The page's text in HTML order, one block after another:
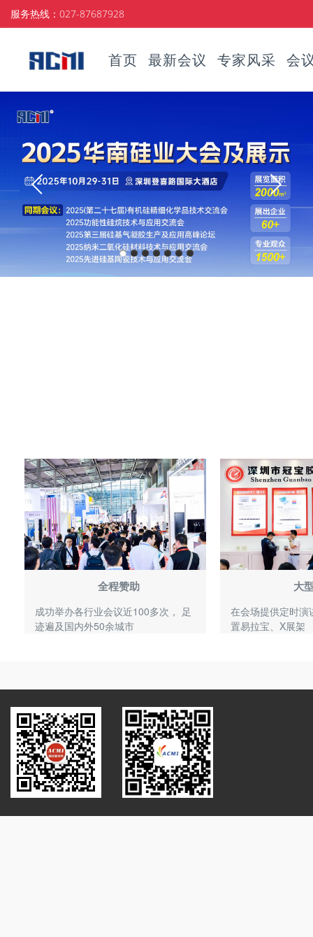
服务热线：027-87687928
首页 最新会议 专家风采 会
全程赞助
成功举办各行业会议近100多次， 足
迹遍及国内外50余城市
大
在会场提供定时演
置易拉宝、X展架